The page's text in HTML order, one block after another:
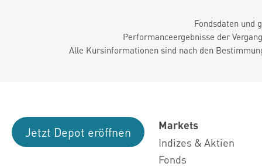
Fondsdaten und
Performanceergebnisse der
Alle Kursinformationen sind nach den
Jetzt Depot eröffnen
Markets
Indizes & Aktien
Fonds